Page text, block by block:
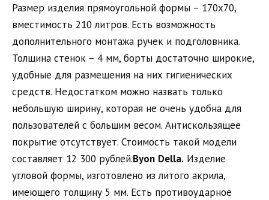
Размер изделия прямоугольной формы – 170х70,
вместимость 210 литров. Есть возможность
дополнительного монтажа ручек и подголовника.
Толщина стенок – 4 мм, борты достаточно широкие,
удобные для размещения на них гигиенических
средств. Недостатком можно назвать только
небольшую ширину, которая не очень удобна для
пользователей с большим весом. Антискользящее
покрытие отсутствует. Стоимость такой модели
составляет 12 300 рублей.Byon Della. Изделие
угловой формы, изготовлено из литого акрила,
имеющего толщину 5 мм. Есть противоударное